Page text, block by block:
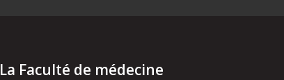
La Faculté de médecine